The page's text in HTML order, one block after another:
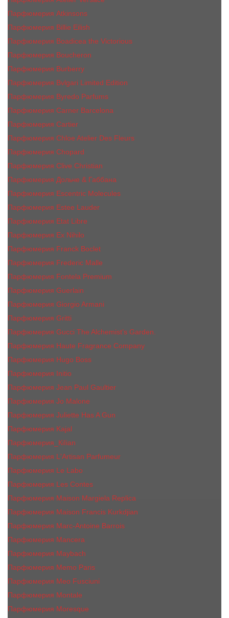
Парфюмерия Atkinsons
Парфюмерия Billie Eilish
Парфюмерия Boadicea the Victorious
Парфюмерия Boucheron
Парфюмерия Burberry
Парфюмерия Bvlgari Limited Edition
Парфюмерия Byredo Parfums
Парфюмерия Carner Barcelona
Парфюмерия Cartier
Парфюмерия Chloe Atelier Des Fleurs
Парфюмерия Сhopard
Парфюмерия Clive Christian
Парфюмерия Дольче & Габбана
Парфюмерия Escentric Molecules
Парфюмерия Estee Lаudеr
Парфюмерия Etat Libre
Парфюмерия Ex Nihilo
Парфюмерия Franck Boclet
Парфюмерия Frеderic Mаlle
Парфюмерия Fontela Premium
Парфюмерия Guerlain
Парфюмерия Giorgio Armani
Парфюмерия Gritti
Парфюмерия Gucci The Alchemist’s Garden.
Парфюмерия Haute Fragrance Company
Парфюмерия Hugo Boss
Парфюмерия Initio
Парфюмерия Jean Paul Gaultier
Парфюмерия Jо Malоnе
Парфюмерия Juliette Has A Gun
Парфюмерия Kajal
Парфюмерия_КiIiаn
Парфюмерия L'Artisan Parfumeur
Парфюмерия Le Labo
Парфюмерия Les Contes
Парфюмерия Maison Margiela Replica
Парфюмерия Maison Francis Kurkdjian
Парфюмерия Marc-Antoine Barrois
Парфюмерия Mancera
Парфюмерия Maybach
Парфюмерия Memo Paris
Парфюмерия Meo Fusciuni
Парфюмерия Montale
Парфюмерия Moresque